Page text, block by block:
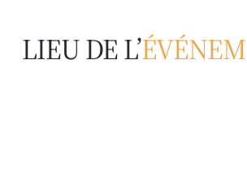
LIEU DE L’